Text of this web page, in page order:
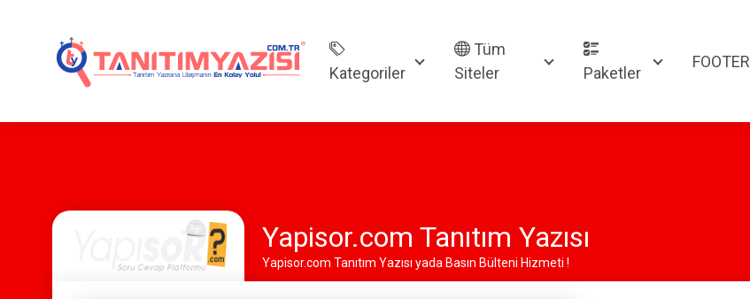
Kategoriler
Tüm
Siteler
Paketler
FOOTER
Yapisor.com Tanıtım Yazısı
Yapisor.com Tanıtım Yazısı yada Basın Bülteni Hizmeti !